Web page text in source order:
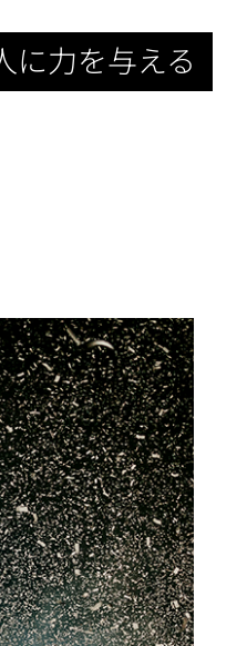
に力を与える